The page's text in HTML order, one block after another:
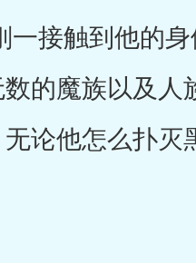
接触到他的身
的魔族以及人
论他怎么扑灭